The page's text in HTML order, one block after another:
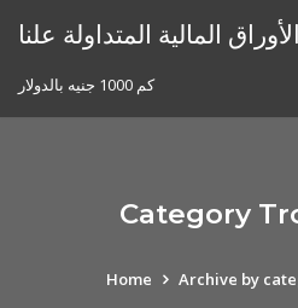
المالية المتداولة علنا
كم 1000 جنيه بالدولار
Category
Home Archive by